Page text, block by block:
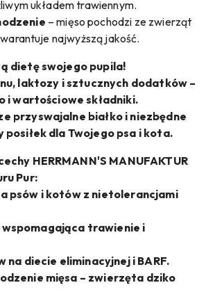
układem trawiennym.
– mięso pochodzi ze zwierząt
najwyższą jakość.
dietę swojego pupila!
laktozy i sztucznych dodatków –
i wartościowe składniki.
przyswajalne białko i niezbędne
posiłek dla Twojego psa i kota.
HERRMANN'S MANUFAKTUR
Pur:
psów i kotów z nietolerancjami
trawienie i
na diecie eliminacyjnej i BARF.
mięsa – zwierzęta dziko